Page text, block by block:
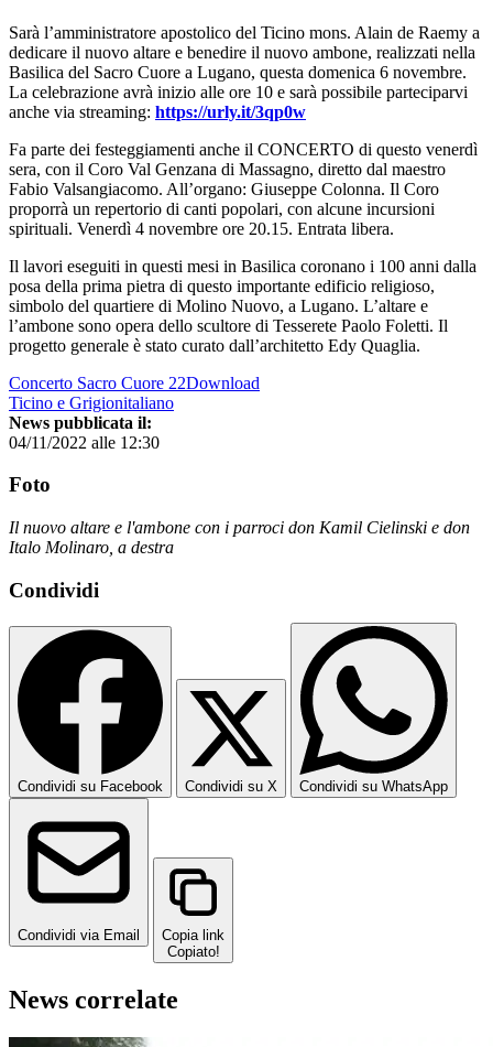
Sarà l’amministratore apostolico del Ticino mons. Alain de Raemy a
dedicare il nuovo altare e benedire il nuovo ambone, realizzati nella
Basilica del Sacro Cuore a Lugano, questa domenica 6 novembre.
La celebrazione avrà inizio alle ore 10 e sarà possibile parteciparvi
anche via streaming: https://urly.it/3qp0w
Fa parte dei festeggiamenti anche il CONCERTO di questo venerdì
sera, con il Coro Val Genzana di Massagno, diretto dal maestro
Fabio Valsangiacomo. All’organo: Giuseppe Colonna. Il Coro
proporrà un repertorio di canti popolari, con alcune incursioni
spirituali. Venerdì 4 novembre ore 20.15. Entrata libera.
Il lavori eseguiti in questi mesi in Basilica coronano i 100 anni dalla
posa della prima pietra di questo importante edificio religioso,
simbolo del quartiere di Molino Nuovo, a Lugano. L’altare e
l’ambone sono opera dello scultore di Tesserete Paolo Foletti. Il
progetto generale è stato curato dall’architetto Edy Quaglia.
Concerto Sacro Cuore 22Download
Ticino e Grigionitaliano
News pubblicata il:
04/11/2022 alle 12:30
Foto
Il nuovo altare e l'ambone con i parroci don Kamil Cielinski e don
Italo Molinaro, a destra
Condividi
Condividi su Facebook Condividi su X Condividi su WhatsApp
Condividi via Email
Copia link
Copiato!
News correlate